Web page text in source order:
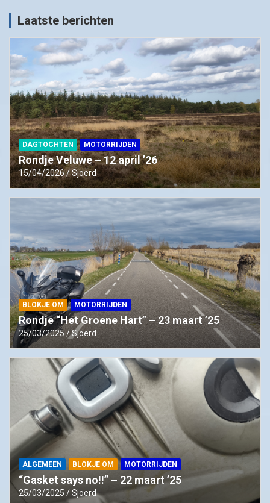
Laatste berichten
DAGTOCHTEN MOTORRIJDEN
Rondje Veluwe – 12 april ’26
15/04/2026 Sjoerd
BLOKJE OM MOTORRIJDEN
Rondje “Het Groene Hart” – 23 maart ’25
25/03/2025 Sjoerd
ALGEMEEN BLOKJE OM MOTORRIJDEN
“Gasket says no!!” – 22 maart ’25
25/03/2025 Sjoerd